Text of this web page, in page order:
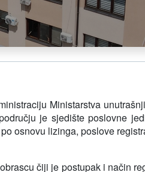
Ministarstva
je sjedište poslovne
osnovu lizinga, poslove
čiji je postupak i način